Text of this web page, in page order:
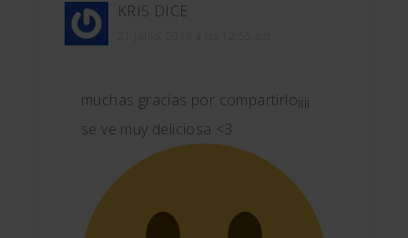
KRIS DICE
muchas gracias por compartirlo¡¡¡¡
se ve muy deliciosa <3